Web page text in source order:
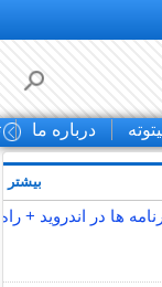
درباره ما
ها در اندروید + راه
بیشتر